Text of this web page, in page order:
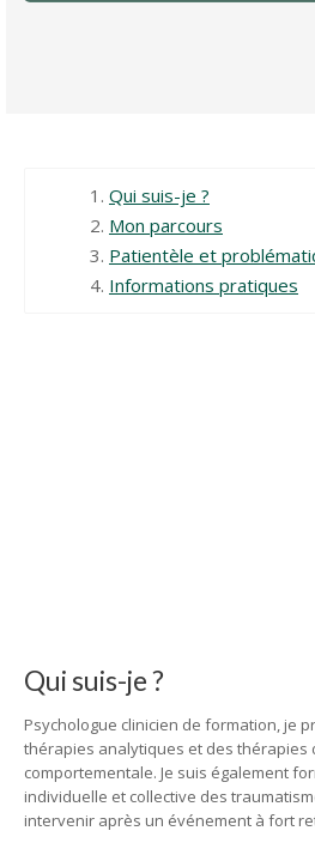
Qui suis-je ?
Mon parcours
Patientèle et
Informations pratiques
Qui suis-je ?
Psychologue clinicien de formation, je
thérapies analytiques et des thérapies
comportementale. Je suis également
individuelle et collective des
intervenir après un événement à fort